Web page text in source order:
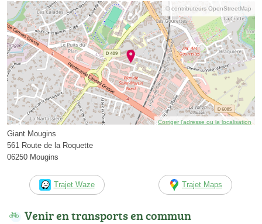
© contributeurs OpenStreetMap
Corriger l’adresse ou la localisation
Giant Mougins
561 Route de la Roquette
06250 Mougins
Trajet Waze Trajet Maps
Venir en transports en commun